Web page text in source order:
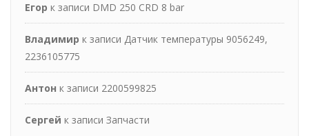
Егор к записи DMD 250 CRD 8 bar
Владимир к записи Датчик температуры 9056249,
2236105775
Антон к записи 2200599825
Сергей к записи Запчасти